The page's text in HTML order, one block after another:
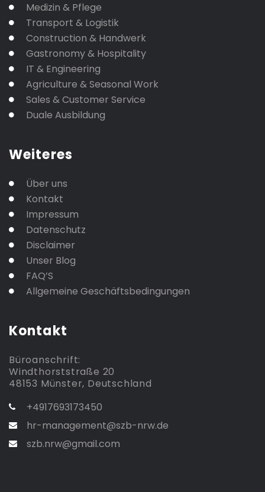
Medizin & Pflege
Transport & Logistik
Construction & Handwerk
Gastronomy & Hospitality
IT & Engineering
Agriculture & Seasonal Work
Sales & Customer Service
Duale Ausbildung
Weiteres
Über uns
Kontakt
Impressum
Datenschutz
Disclaimer
Unser Blog
FAQ’S
Allgemeine Geschäftsbedingungen
Kontakt
Büroanschrift:
Windthorststraße 20
48153 Münster, Deutschland
+4917693173450
hr-management@szb-nrw.de
szb.nrw@gmail.com